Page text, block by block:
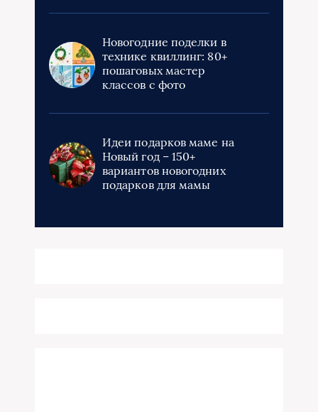
Новогодние поделки в
технике квиллинг: 80+
пошаговых мастер
классов с фото
Идеи подарков маме на
Новый год – 150+
вариантов новогодних
подарков для мамы